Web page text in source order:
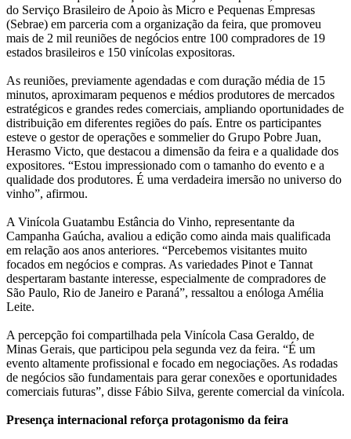
do Serviço Brasileiro de Apoio às Micro e Pequenas Empresas
(Sebrae) em parceria com a organização da feira, que promoveu
mais de 2 mil reuniões de negócios entre 100 compradores de 19
estados brasileiros e 150 vinícolas expositoras.
As reuniões, previamente agendadas e com duração média de 15
minutos, aproximaram pequenos e médios produtores de mercados
estratégicos e grandes redes comerciais, ampliando oportunidades de
distribuição em diferentes regiões do país. Entre os participantes
esteve o gestor de operações e sommelier do Grupo Pobre Juan,
Herasmo Victo, que destacou a dimensão da feira e a qualidade dos
expositores. “Estou impressionado com o tamanho do evento e a
qualidade dos produtores. É uma verdadeira imersão no universo do
vinho”, afirmou.
A Vinícola Guatambu Estância do Vinho, representante da
Campanha Gaúcha, avaliou a edição como ainda mais qualificada
em relação aos anos anteriores. “Percebemos visitantes muito
focados em negócios e compras. As variedades Pinot e Tannat
despertaram bastante interesse, especialmente de compradores de
São Paulo, Rio de Janeiro e Paraná”, ressaltou a enóloga Amélia
Leite.
A percepção foi compartilhada pela Vinícola Casa Geraldo, de
Minas Gerais, que participou pela segunda vez da feira. “É um
evento altamente profissional e focado em negociações. As rodadas
de negócios são fundamentais para gerar conexões e oportunidades
comerciais futuras”, disse Fábio Silva, gerente comercial da vinícola.
Presença internacional reforça protagonismo da feira